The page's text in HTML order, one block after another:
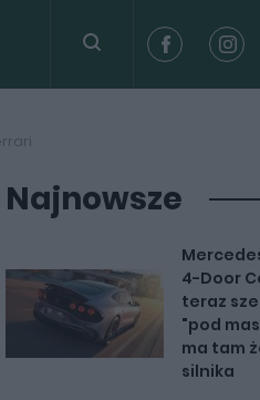
Najnowsze
4-Door
teraz
"pod
ma tam
silnika